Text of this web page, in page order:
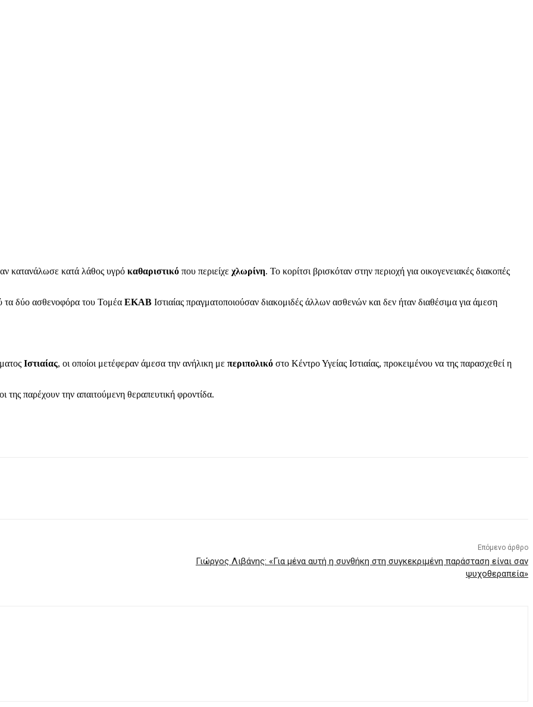
κατανάλωσε κατά λάθος υγρό καθαριστικό που περιείχε χλωρίνη. Το κορίτσι βρισκόταν στην περιοχή για οικογενειακές διακοπές
τα δύο ασθενοφόρα του Τομέα ΕΚΑΒ Ιστιαίας πραγματοποιούσαν διακομιδές άλλων ασθενών και δεν ήταν διαθέσιμα για άμεση
Ιστιαίας, οι οποίοι μετέφεραν άμεσα την ανήλικη με περιπολικό στο Κέντρο Υγείας Ιστιαίας, προκειμένου να της παρασχεθεί η
της παρέχουν την απαιτούμενη θεραπευτική φροντίδα.
Επόμενο άρθρο
Γιώργος Λιβάνης: «Για μένα αυτή η συνθήκη στη συγκεκριμένη παράσταση είναι σαν
ψυχοθεραπεία»